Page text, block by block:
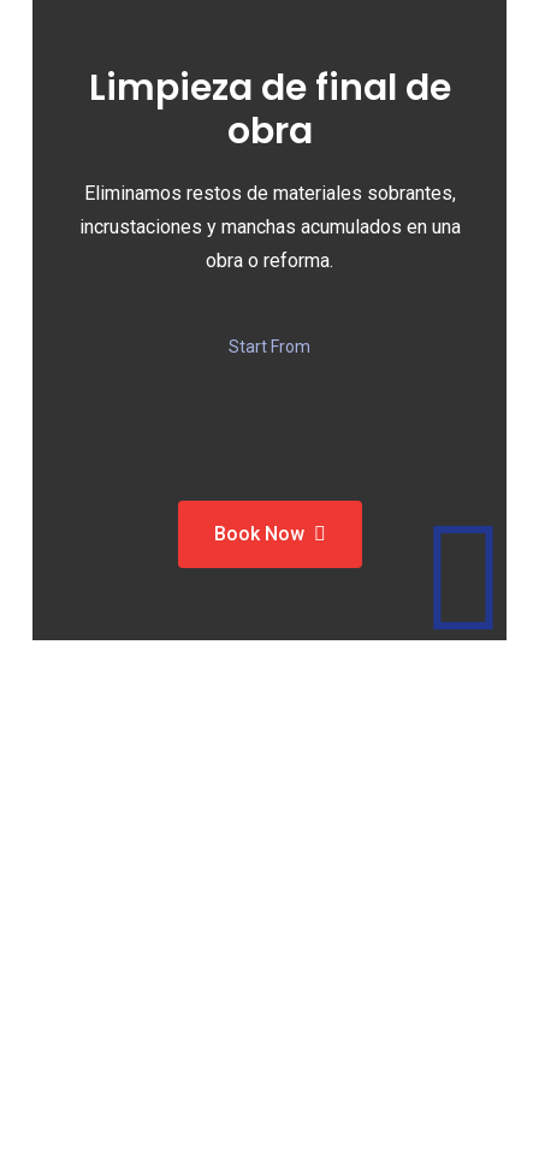
Limpieza de final de
obra
Eliminamos restos de materiales sobrantes,
incrustaciones y manchas acumulados en una
obra o reforma.
Start From
Book Now